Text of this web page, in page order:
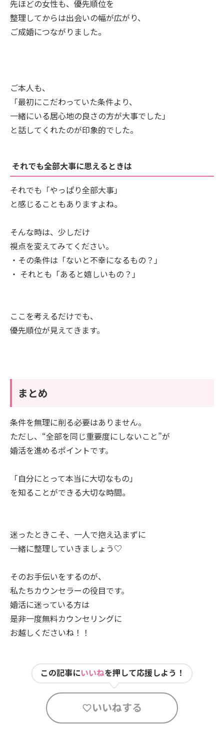
先ほどの女性も、優先順位を
整理してからは出会いの幅が広がり、
ご成婚につながりました。
ご本人も、
「最初にこだわっていた条件より、
一緒にいる居心地の良さの方が大事でした」
と話してくれたのが印象的でした。
それでも全部大事に思えるときは
それでも「やっぱり全部大事」
と感じることもありますよね。
そんな時は、少しだけ
視点を変えてみてください。
・その条件は「ないと不幸になるもの？」
・ それとも「あると嬉しいもの？」
ここを考えるだけでも、
優先順位が見えてきます。
まとめ
条件を無理に削る必要はありません。
ただし、“全部を同じ重要度にしないこと”が
婚活を進めるポイントです。
「自分にとって本当に大切なもの」
を知ることができる大切な時間。
迷ったときこそ、一人で抱え込まずに
一緒に整理していきましょう♡
そのお手伝いをするのが、
私たちカウンセラーの役目です。
婚活に迷っている方は
是非一度無料カウンセリングに
お越しくださいね！！
この記事にいいねを押して応援しよう！
いいねする